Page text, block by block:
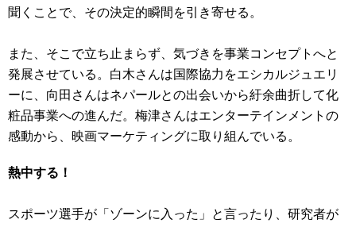
聞くことで、その決定的瞬間を引き寄せる。
また、そこで立ち止まらず、気づきを事業コンセプトへと
発展させている。白木さんは国際協力をエシカルジュエリ
ーに、向田さんはネパールとの出会いから紆余曲折して化
粧品事業への進んだ。梅津さんはエンターテインメントの
感動から、映画マーケティングに取り組んでいる。
熱中する！
スポーツ選手が「ゾーンに入った」と言ったり、研究者が